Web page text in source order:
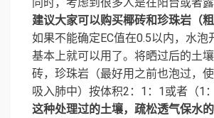
建议大家可以购买椰砖和珍珠岩（粗
如果不能确定EC值在0.5以内，水泡
基本上就可以用了。将晒过后的土
砖，珍珠岩（最好用之前也泡过，
吸入肺中）按体积2：1：1或者（1
这种处理过的土壤，疏松透气保水